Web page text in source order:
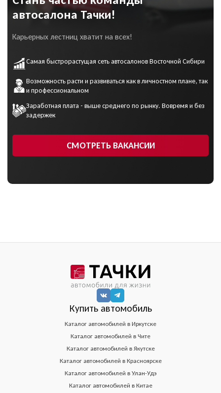
автосалона Тачки!
Карьерных лестниц хватит на всех!
Самая быстрорастущая сеть автосалонов Восточной Сибири
Возможность расти и развиваться как в личностном плане, так
и профессиональном
Заработная плата - выше среднего по рынку. Вовремя и без
задержек
СМОТРЕТЬ ВАКАНСИИ
Купить автомобиль
Каталог автомобилей в Иркутске
Каталог автомобилей в Чите
Каталог автомобилей в Якутске
Каталог автомобилей в Красноярске
Каталог автомобилей в Улан-Удэ
Каталог автомобилей в Китае